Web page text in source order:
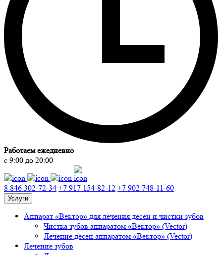
Работаем ежедневно
с 9:00 до 20:00
8 846 302-72-34 +7 917 154-82-12 +7 902 748-11-60
Услуги
Аппарат «Вектор» для лечения десен и чистки зубов
Чистка зубов аппаратом «Вектор» (Vector)
Лечение десен аппаратом «Вектор» (Vector)
Лечение зубов